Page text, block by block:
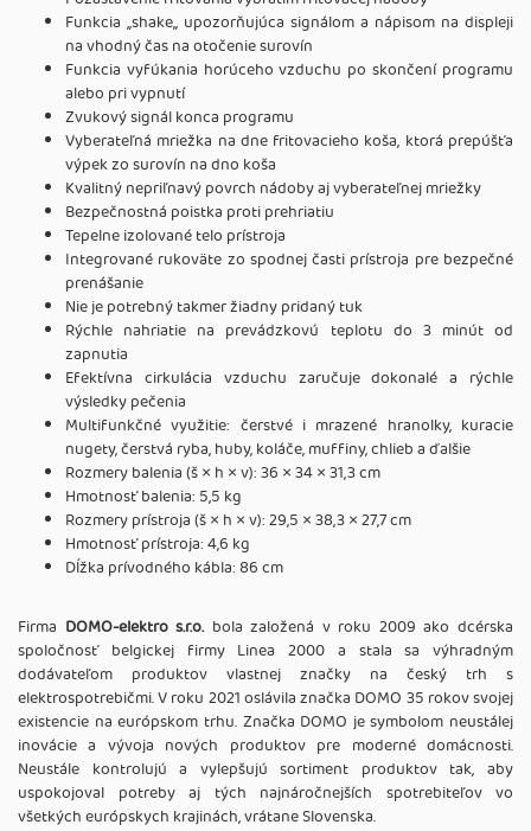
Funkcia ,,shake,, upozorňujúca signálom a nápisom na displeji
na vhodný čas na otočenie surovín
Funkcia vyfúkania horúceho vzduchu po skončení programu
alebo pri vypnutí
Zvukový signál konca programu
Vyberateľná mriežka na dne fritovacieho koša, ktorá prepúšťa
výpek zo surovín na dno koša
Kvalitný nepriľnavý povrch nádoby aj vyberateľnej mriežky
Bezpečnostná poistka proti prehriatiu
Tepelne izolované telo prístroja
Integrované rukoväte zo spodnej časti prístroja pre bezpečné
prenášanie
Nie je potrebný takmer žiadny pridaný tuk
Rýchle nahriatie na prevádzkovú teplotu do 3 minút od
zapnutia
Efektívna cirkulácia vzduchu zaručuje dokonalé a rýchle
výsledky pečenia
Multifunkčné využitie: čerstvé i mrazené hranolky, kuracie
nugety, čerstvá ryba, huby, koláče, muffiny, chlieb a ďalšie
Rozmery balenia (š × h × v): 36 × 34 × 31,3 cm
Hmotnosť balenia: 5,5 kg
Rozmery prístroja (š × h × v): 29,5 × 38,3 × 27,7 cm
Hmotnosť prístroja: 4,6 kg
Dĺžka prívodného kábla: 86 cm
Firma DOMO-elektro s.r.o.bola založená v roku 2009 ako dcérska
spoločnosť belgickej firmy Linea 2000 a stala sa výhradným
dodávateľom produktov vlastnej značky na český trh s
elektrospotrebičmi. V roku 2021 oslávila značka DOMO 35 rokov svojej
existencie na európskom trhu. Značka DOMO je symbolom neustálej
inovácie a vývoja nových produktov pre moderné domácnosti.
Neustále kontrolujú a vylepšujú sortiment produktov tak, aby
uspokojoval potreby aj tých najnáročnejších spotrebiteľov vo
všetkých európskych krajinách, vrátane Slovenska.